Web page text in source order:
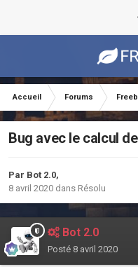
Accueil Forums
Bug avec le calcul
Par Bot 2.0,
8 avril 2020 dans Résolu
Bot 2.0
Posté 8 avril 2020